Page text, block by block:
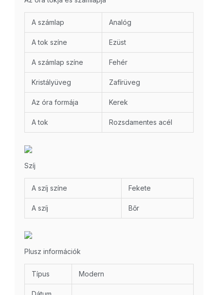
A számlap Analóg
A tok színe Ezüst
A számlap színe Fehér
Kristályüveg Zafírüveg
Az óra formája Kerek
A tok Rozsdamentes acél
Szíj
A szíj színe Fekete
A szíj Bőr
Plusz információk
Típus Modern